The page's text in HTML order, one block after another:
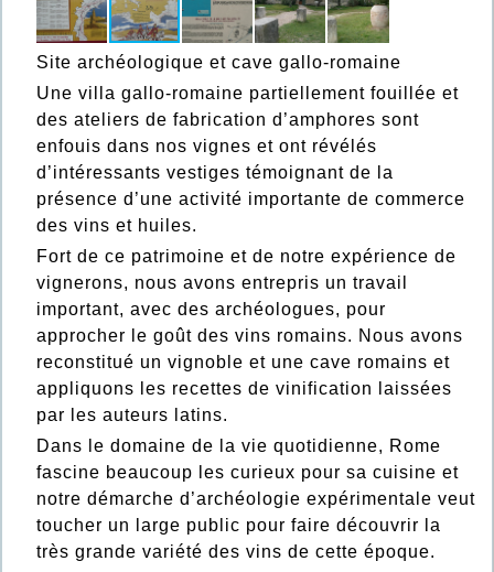
Site archéologique et cave gallo-romaine
Une villa gallo-romaine partiellement fouillée et
des ateliers de fabrication d’amphores sont
enfouis dans nos vignes et ont révélés
d’intéressants vestiges témoignant de la
présence d’une activité importante de commerce
des vins et huiles.
Fort de ce patrimoine et de notre expérience de
vignerons, nous avons entrepris un travail
important, avec des archéologues, pour
approcher le goût des vins romains. Nous avons
reconstitué un vignoble et une cave romains et
appliquons les recettes de vinification laissées
par les auteurs latins.
Dans le domaine de la vie quotidienne, Rome
fascine beaucoup les curieux pour sa cuisine et
notre démarche d’archéologie expérimentale veut
toucher un large public pour faire découvrir la
très grande variété des vins de cette époque.